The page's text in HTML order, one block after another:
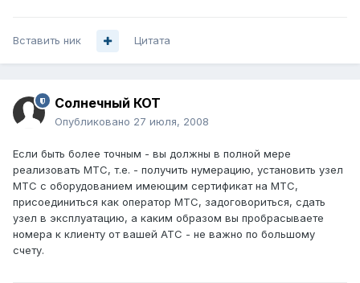
Вставить ник Цитата
Солнечный КОТ
Опубликовано 27 июля, 2008
Если быть более точным - вы должны в полной мере
реализовать МТС, т.е. - получить нумерацию, установить узел
МТС с оборудованием имеющим сертификат на МТС,
присоединиться как оператор МТС, задоговориться, сдать
узел в эксплуатацию, а каким образом вы пробрасываете
номера к клиенту от вашей АТС - не важно по большому
счету.